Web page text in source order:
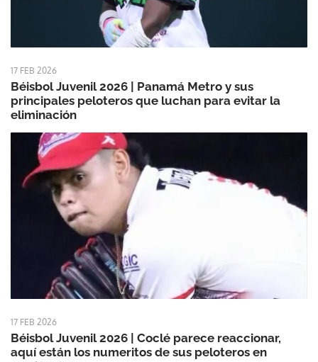
17 FEB 2026
Béisbol Juvenil 2026 | Panamá Metro y sus
principales peloteros que luchan para evitar la
eliminación
17 FEB 2026
Béisbol Juvenil 2026 | Coclé parece reaccionar,
aquí están los numeritos de sus peloteros en